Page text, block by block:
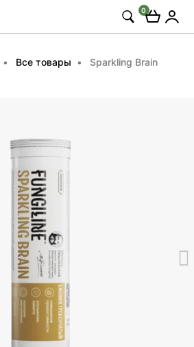
0
Все товары Sparkling Brain